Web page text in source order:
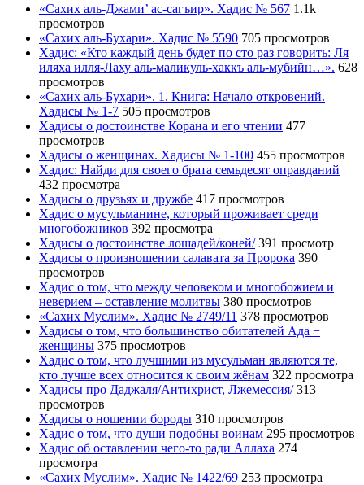
«Сахих аль-Джами’ ас-сагъир». Хадис № 567 1.1k
просмотров
«Сахих аль-Бухари». Хадис № 5590 705 просмотров
Хадис: «Кто каждый день будет по сто раз говорить: Ля
иляха илля-Лаху аль-маликуль-хаккъ аль-мубийн…». 628
просмотров
«Сахих аль-Бухари». 1. Книга: Начало откровений.
Хадисы № 1-7 505 просмотров
Хадисы о достоинстве Корана и его чтении 477
просмотров
Хадисы о женщинах. Хадисы № 1-100 455 просмотров
Хадис: Найди для своего брата семьдесят оправданий
432 просмотра
Хадисы о друзьях и дружбе 417 просмотров
Хадис о мусульманине, который проживает среди
многобожников 392 просмотра
Хадисы о достоинстве лошадей/коней/ 391 просмотр
Хадисы о произношении салавата за Пророка 390
просмотров
Хадис о том, что между человеком и многобожием и
неверием – оставление молитвы 380 просмотров
«Сахих Муслим». Хадис № 2749/11 378 просмотров
Хадисы о том, что большинство обитателей Ада −
женщины 375 просмотров
Хадис о том, что лучшими из мусульман являются те,
кто лучше всех относится к своим жёнам 322 просмотра
Хадисы про Даджаля/Антихрист, Лжемессия/ 313
просмотров
Хадисы о ношении бороды 310 просмотров
Хадис о том, что души подобны воинам 295 просмотров
Хадис об оставлении чего-то ради Аллаха 274
просмотра
«Сахих Муслим». Хадис № 1422/69 253 просмотра